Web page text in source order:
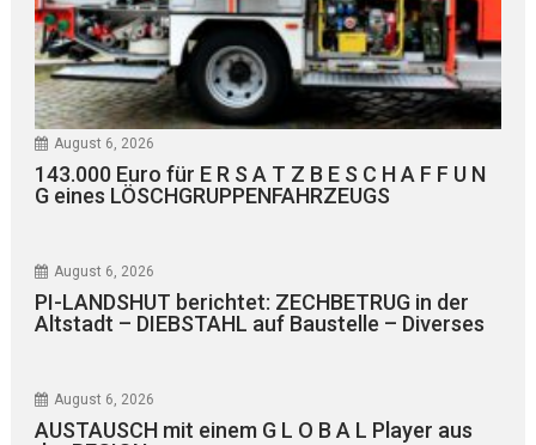
August 6, 2026
143.000 Euro für E R S A T Z B E S C H A F F U N
G eines LÖSCHGRUPPENFAHRZEUGS
August 6, 2026
PI-LANDSHUT berichtet: ZECHBETRUG in der
Altstadt – DIEBSTAHL auf Baustelle – Diverses
August 6, 2026
AUSTAUSCH mit einem G L O B A L Player aus